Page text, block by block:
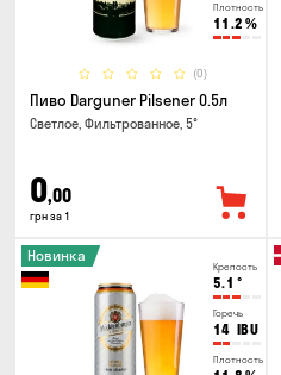
Плотность
11.2 %
(0)
Пиво Darguner Pilsener 0.5л
Светлое, Фильтрованное, 5°
0,00
грн за 1
Крепость
5.1 °
Горечь
14 IBU
Плотность
Новинка